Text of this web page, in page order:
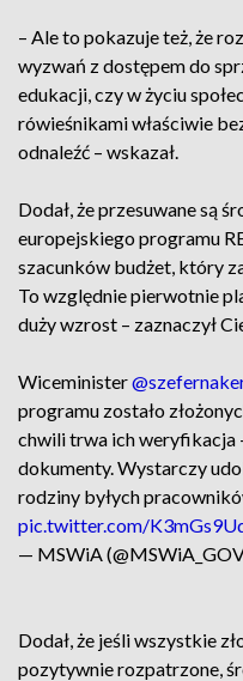
– Ale to pokazuje też, że
wyzwań z dostępem do
edukacji, czy w życiu
rówieśnikami właściwie
odnaleźć – wskazał.
Dodał, że przesuwane są
europejskiego programu
szacunków budżet, który
To względnie pierwotnie
duży wzrost – zaznaczył
Wiceminister
programu zostało
chwili trwa ich weryfikacja
dokumenty. Wystarczy
rodziny byłych
pic.twitter.com/
— MSWiA
Dodał, że jeśli wszystkie
pozytywnie rozpatrzone,